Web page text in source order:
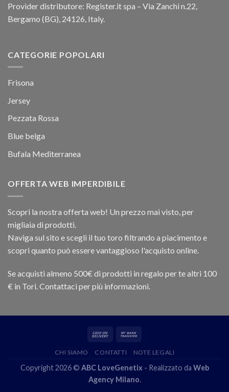
Provider distributore: Register.it spa – Via Zanchi n.22,
Bergamo (BG), 24126, Italy.
CATEGORIE POPOLARI
Frisona
Jersey
Pezzata Rossa
Blue belga
Bufala Mediterranea
OFFERTA WEB IMPERDIBILE
Scopri la nostra offerta web! Un prezzo mai visto, per
migliaia di prodotti.
Naviga sul sito e scegli il tuo toro filtrando a piacimento e
scopri quanto può essere vantaggioso l'acquisto online.
Se acquisti almeno 500€ di prodotti in regalo per te altri 100
€ in Tori. Contattaci per più informazioni.
CHI SIAMO CONTATTI NOTE LEGALI
Copyright 2026 © ABC LoveGenetix- Realizzato da Web
Agency Milano.